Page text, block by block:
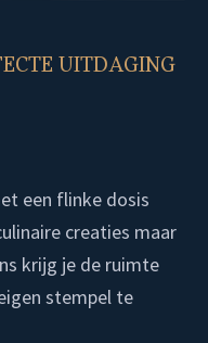
UITDAGING
een flinke dosis
creaties maar
krijg je de ruimte
stempel te